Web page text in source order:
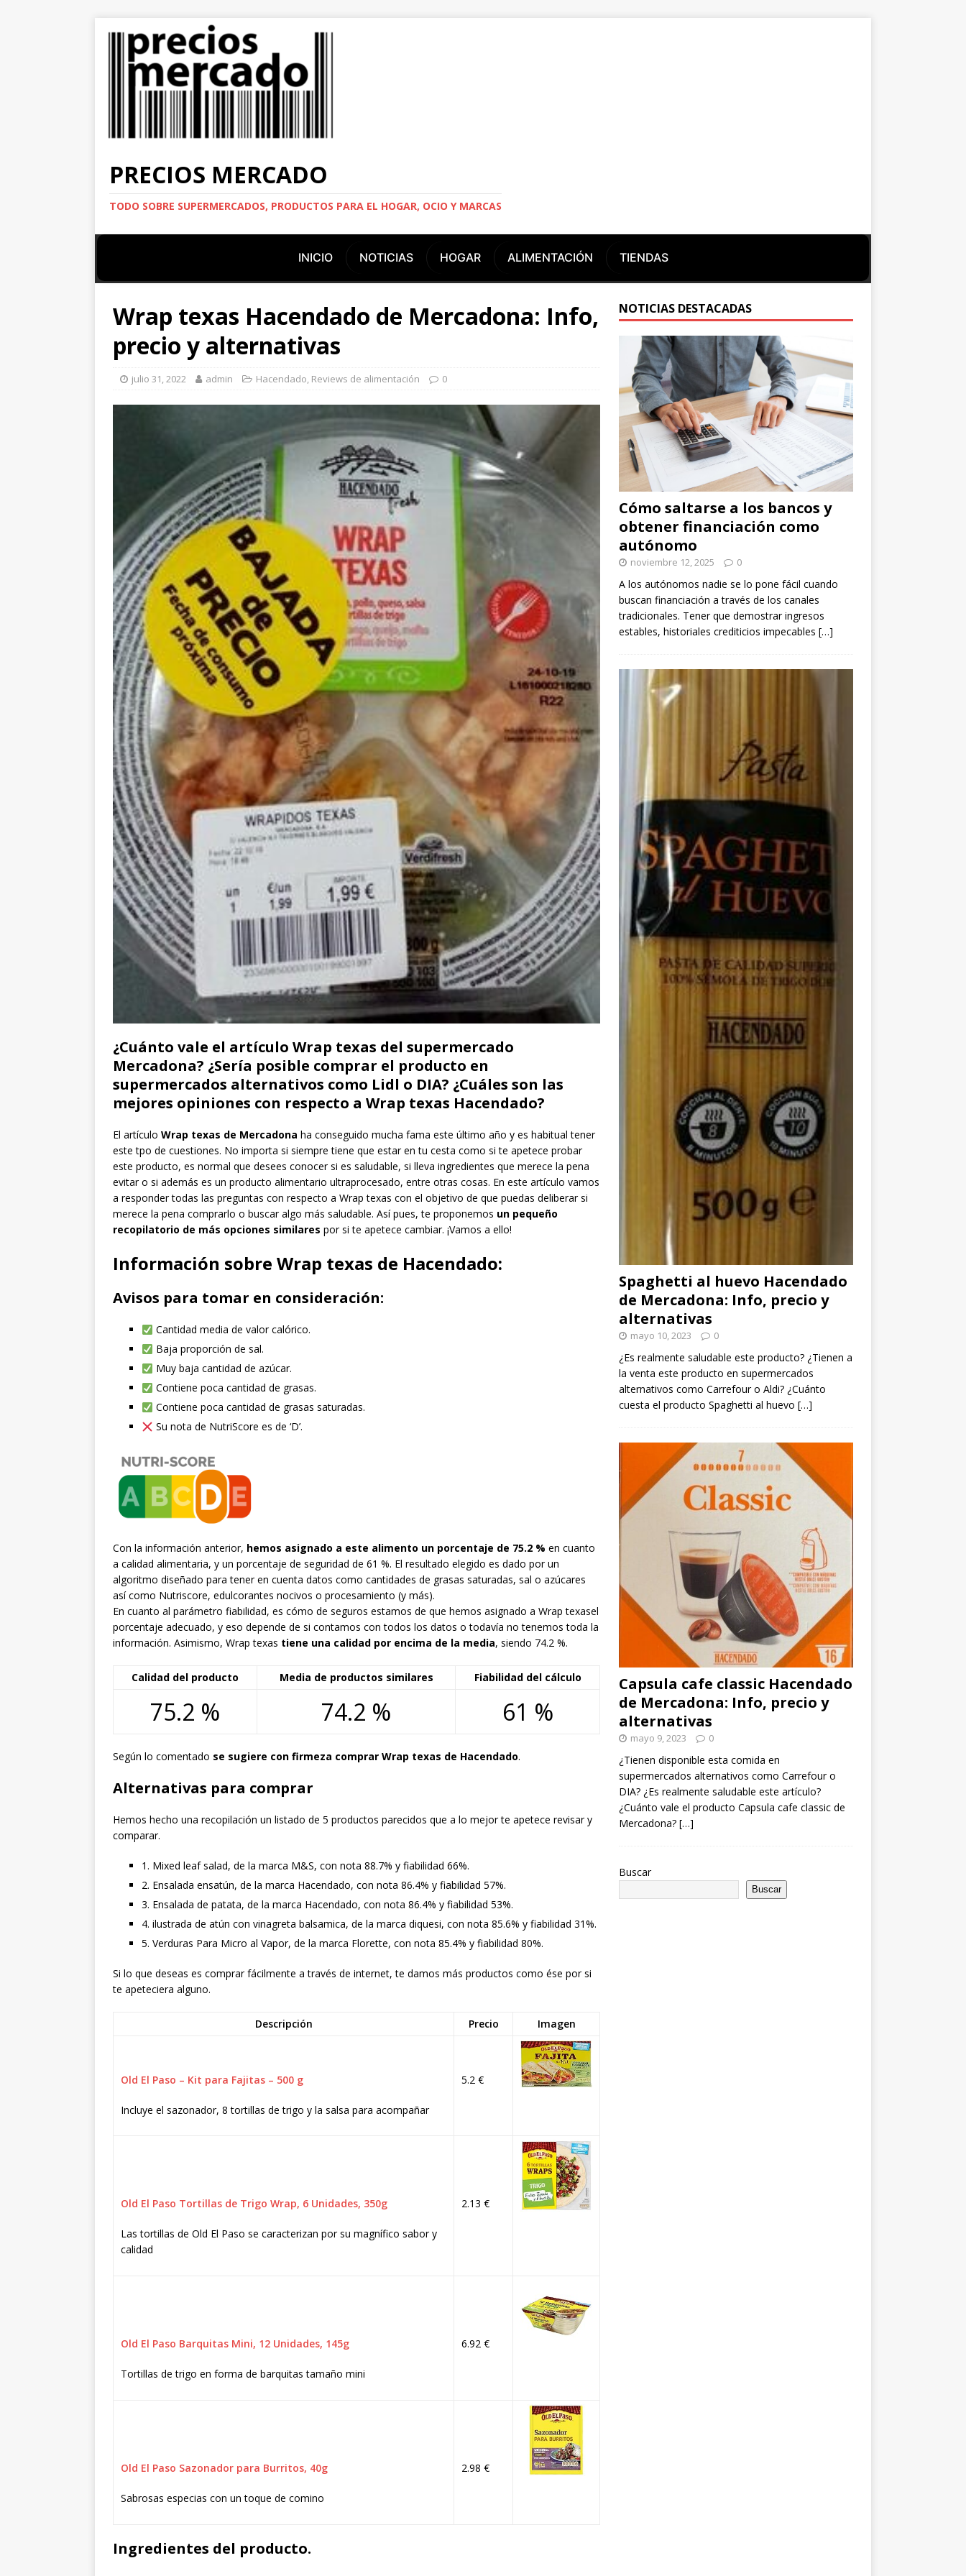
PRECIOS MERCADO
TODO SOBRE SUPERMERCADOS, PRODUCTOS PARA EL HOGAR, OCIO Y MARCAS
INICIO NOTICIAS HOGAR ALIMENTACIÓN TIENDAS
Wrap texas Hacendado de Mercadona: Info,
precio y alternativas
julio 31, 2022 admin Hacendado, Reviews de alimentación 0
¿Cuánto vale el artículo Wrap texas del supermercado
Mercadona? ¿Sería posible comprar el producto en
supermercados alternativos como Lidl o DIA? ¿Cuáles son las
mejores opiniones con respecto a Wrap texas Hacendado?
El artículo Wrap texas de Mercadona ha conseguido mucha fama este último año y es habitual tener
este tpo de cuestiones. No importa si siempre tiene que estar en tu cesta como si te apetece probar
este producto, es normal que desees conocer si es saludable, si lleva ingredientes que merece la pena
evitar o si además es un producto alimentario ultraprocesado, entre otras cosas. En este artículo vamos
a responder todas las preguntas con respecto a Wrap texas con el objetivo de que puedas deliberar si
merece la pena comprarlo o buscar algo más saludable. Así pues, te proponemos un pequeño
recopilatorio de más opciones similares por si te apetece cambiar. ¡Vamos a ello!
Información sobre Wrap texas de Hacendado:
Avisos para tomar en consideración:
Cantidad media de valor calórico.
Baja proporción de sal.
Muy baja cantidad de azúcar.
Contiene poca cantidad de grasas.
Contiene poca cantidad de grasas saturadas.
Su nota de NutriScore es de ‘D’.
Con la información anterior, hemos asignado a este alimento un porcentaje de 75.2 % en cuanto
a calidad alimentaria, y un porcentaje de seguridad de 61 %. El resultado elegido es dado por un
algoritmo diseñado para tener en cuenta datos como cantidades de grasas saturadas, sal o azúcares
así como Nutriscore, edulcorantes nocivos o procesamiento (y más).
En cuanto al parámetro fiabilidad, es cómo de seguros estamos de que hemos asignado a Wrap texasel
porcentaje adecuado, y eso depende de si contamos con todos los datos o todavía no tenemos toda la
información. Asimismo, Wrap texas tiene una calidad por encima de la media, siendo 74.2 %.
Calidad del producto Media de productos similares Fiabilidad del cálculo
75.2 % 74.2 % 61 %
Según lo comentado se sugiere con firmeza comprar Wrap texas de Hacendado.
Alternativas para comprar
Hemos hecho una recopilación un listado de 5 productos parecidos que a lo mejor te apetece revisar y
comparar.
1. Mixed leaf salad, de la marca M&S, con nota 88.7% y fiabilidad 66%.
2. Ensalada ensatún, de la marca Hacendado, con nota 86.4% y fiabilidad 57%.
3. Ensalada de patata, de la marca Hacendado, con nota 86.4% y fiabilidad 53%.
4. ilustrada de atún con vinagreta balsamica, de la marca diquesi, con nota 85.6% y fiabilidad 31%.
5. Verduras Para Micro al Vapor, de la marca Florette, con nota 85.4% y fiabilidad 80%.
Si lo que deseas es comprar fácilmente a través de internet, te damos más productos como ése por si
te apeteciera alguno.
Descripción Precio Imagen
Old El Paso – Kit para Fajitas – 500 g
Incluye el sazonador, 8 tortillas de trigo y la salsa para acompañar
5.2 €
Old El Paso Tortillas de Trigo Wrap, 6 Unidades, 350g
Las tortillas de Old El Paso se caracterizan por su magnífico sabor y
calidad
2.13 €
Old El Paso Barquitas Mini, 12 Unidades, 145g
Tortillas de trigo en forma de barquitas tamaño mini
6.92 €
Old El Paso Sazonador para Burritos, 40g
Sabrosas especias con un toque de comino
2.98 €
Ingredientes del producto.
NOTICIAS DESTACADAS
Cómo saltarse a los bancos y
obtener financiación como
autónomo
noviembre 12, 2025 0
A los autónomos nadie se lo pone fácil cuando
buscan financiación a través de los canales
tradicionales. Tener que demostrar ingresos
estables, historiales crediticios impecables […]
Spaghetti al huevo Hacendado
de Mercadona: Info, precio y
alternativas
mayo 10, 2023 0
¿Es realmente saludable este producto? ¿Tienen a
la venta este producto en supermercados
alternativos como Carrefour o Aldi? ¿Cuánto
cuesta el producto Spaghetti al huevo […]
Capsula cafe classic Hacendado
de Mercadona: Info, precio y
alternativas
mayo 9, 2023 0
¿Tienen disponible esta comida en
supermercados alternativos como Carrefour o
DIA? ¿Es realmente saludable este artículo?
¿Cuánto vale el producto Capsula cafe classic de
Mercadona? […]
Buscar
Buscar